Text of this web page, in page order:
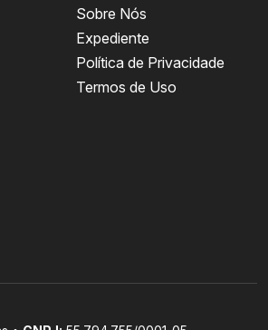
Sobre Nós
Expediente
Política de Privacidade
Termos de Uso